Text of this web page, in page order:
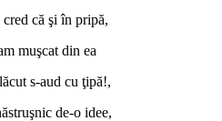
că şi în pripă,
muşcat din ea
s-aud cu ţipă!,
de-o idee,